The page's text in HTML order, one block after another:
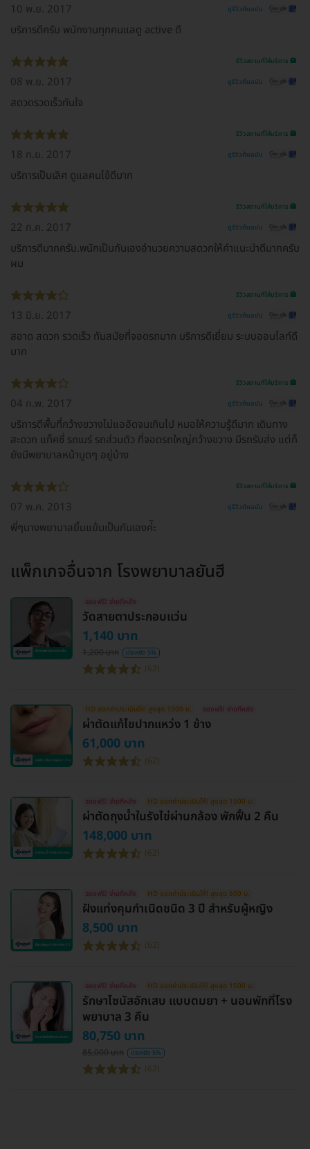
10 พ.ย. 2017 ดูรีวิวต้นฉบับ
บริการดีครับ พนักงานทุกคนแลดู active ดี
รีวิวสถานที่ให้บริการ 🏥
08 พ.ย. 2017 ดูรีวิวต้นฉบับ
สดวดรวดเร็วทันใจ
รีวิวสถานที่ให้บริการ 🏥
18 ก.ย. 2017 ดูรีวิวต้นฉบับ
บริการเป็นเลิศ ดูแลคนไข้ดีมาก
รีวิวสถานที่ให้บริการ 🏥
22 ก.ค. 2017 ดูรีวิวต้นฉบับ
บริการดีมากครับ.พนักเป็นกันเองอำนวยความสดวกให้คำแนะนำดีมากครับ
ผม
รีวิวสถานที่ให้บริการ 🏥
13 มิ.ย. 2017 ดูรีวิวต้นฉบับ
สอาด สดวก รวดเร็ว ทันสมัยที่จอดรถมาก บริการดีเยี่ยม ระบบออนไลท์ดี
มาก
รีวิวสถานที่ให้บริการ 🏥
04 ก.พ. 2017 ดูรีวิวต้นฉบับ
บริการดีพื้นที่กว้างขวางไม่แออัดจนเกินไป หมอให้ความรู้ดีมาก เดินทาง
สะดวก แท็คซี่ รถเมร์ รถส่วนตัว ที่จอดรถใหญ่กว้างขวาง มีรถรับส่ง แต่ก็
ยังมีพยาบาลหน้าบูดๆ อยู่บ้าง
รีวิวสถานที่ให้บริการ 🏥
07 พ.ค. 2013 ดูรีวิวต้นฉบับ
พี่ๆนางพยาบาลยิ้มแย้มเป็นกันเองค่ัะ
แพ็กเกจอื่นจาก โรงพยาบาลยันฮี
จองฟรี! จ่ายทีหลัง
วัดสายตาประกอบแว่น
1,140 บาท
1,200 บาท ประหยัด 5%
(62)
HD ออกค่าประเมินให้! สูงสุด 1500 บ. จองฟรี! จ่ายทีหลัง
ผ่าตัดแก้ไขปากแหว่ง 1 ข้าง
61,000 บาท
(62)
จองฟรี! จ่ายทีหลัง HD ออกค่าประเมินให้! สูงสุด 1500 บ.
ผ่าตัดถุงน้ำในรังไข่ผ่านกล้อง พักฟื้น 2 คืน
148,000 บาท
(62)
จองฟรี! จ่ายทีหลัง HD ออกค่าประเมินให้! สูงสุด 500 บ.
ฝังแท่งคุมกำเนิดชนิด 3 ปี สำหรับผู้หญิง
8,500 บาท
(62)
จองฟรี! จ่ายทีหลัง HD ออกค่าประเมินให้! สูงสุด 1500 บ.
รักษาไซนัสอักเสบ แบบดมยา + นอนพักที่โรง
พยาบาล 3 คืน
80,750 บาท
85,000 บาท ประหยัด 5%
(62)